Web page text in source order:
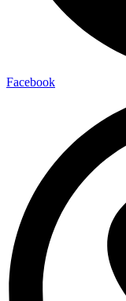
Facebook